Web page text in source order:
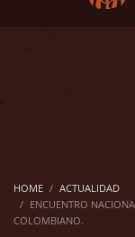
HOME
ACTUALIDAD
ENCUENTRO
COLOMBIANO.